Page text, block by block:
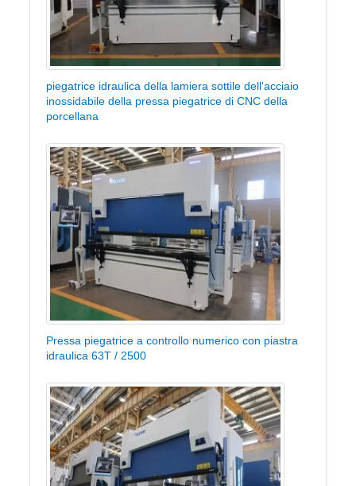
piegatrice idraulica della lamiera sottile dell'acciaio
inossidabile della pressa piegatrice di CNC della
porcellana
Pressa piegatrice a controllo numerico con piastra
idraulica 63T / 2500